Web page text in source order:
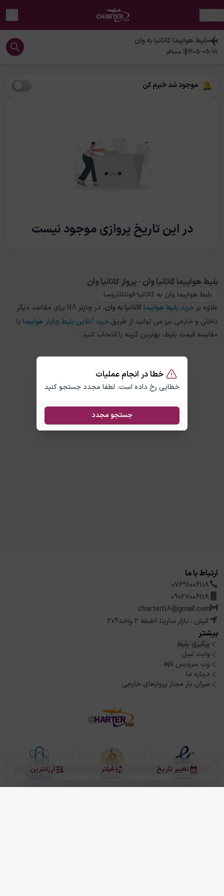
خطا در انجام عملیات
خطایی رخ داده است. لطفا مجدد جستجو کنید
جستجو مجدد
بلیط هواپیماکاتانیابهوان
1405-05-18
|
1 مسافر
موجود شد خبرم کن
در این تاریخ پروازی موجود نیست
ارزانترین فیلتر تغییر تاریخ
بلیط هواپیما کاتانیا وان - پرواز کاتانیا وان
بلیط هواپیما وان به کاتانیا-فونتاناروسا
علاوه بر خرید بلیط هواپیما کاتانیابه وان
، در چارتر 118 برای مقاصد دیگر
داخلی و خارجی نیز می توانید از طریق خرید آنلاین بلیط چارتر هواپیما با
مقایسه قیمت بلیط، بهترین گزینه را انتخاب کنید .
ارتباط با ما
07691006118
09027006118
charter118@gmail.com
کیش : بازار سارینا 1طبقه 2 واحد209
بیشتر
پیگیری بلیط
وایت لیبل
وب سرویس api
درباره ما
میزان بار مجاز پروازهای خارجی